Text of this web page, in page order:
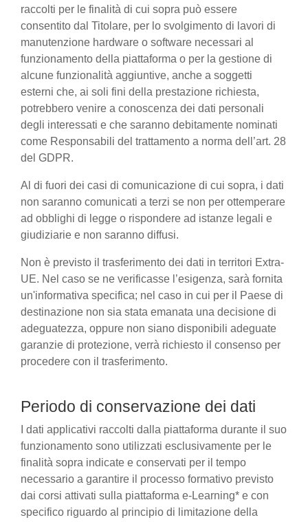
raccolti per le finalità di cui sopra può essere
consentito dal Titolare, per lo svolgimento di lavori di
manutenzione hardware o software necessari al
funzionamento della piattaforma o per la gestione di
alcune funzionalità aggiuntive, anche a soggetti
esterni che, ai soli fini della prestazione richiesta,
potrebbero venire a conoscenza dei dati personali
degli interessati e che saranno debitamente nominati
come Responsabili del trattamento a norma dell’art. 28
del GDPR.
Al di fuori dei casi di comunicazione di cui sopra, i dati
non saranno comunicati a terzi se non per ottemperare
ad obblighi di legge o rispondere ad istanze legali e
giudiziarie e non saranno diffusi.
Non è previsto il trasferimento dei dati in territori Extra-
UE. Nel caso se ne verificasse l’esigenza, sarà fornita
un'informativa specifica; nel caso in cui per il Paese di
destinazione non sia stata emanata una decisione di
adeguatezza, oppure non siano disponibili adeguate
garanzie di protezione, verrà richiesto il consenso per
procedere con il trasferimento.
Periodo di conservazione dei dati
I dati applicativi raccolti dalla piattaforma durante il suo
funzionamento sono utilizzati esclusivamente per le
finalità sopra indicate e conservati per il tempo
necessario a garantire il processo formativo previsto
dai corsi attivati sulla piattaforma e-Learning* e con
specifico riguardo al principio di limitazione della